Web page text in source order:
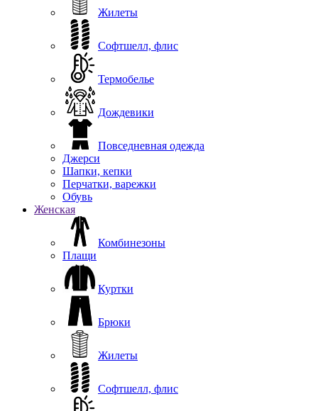
Жилеты
Софтшелл, флис
Термобелье
Дождевики
Повседневная одежда
Джерси
Шапки, кепки
Перчатки, варежки
Обувь
Женская
Комбинезоны
Плащи
Куртки
Брюки
Жилеты
Софтшелл, флис